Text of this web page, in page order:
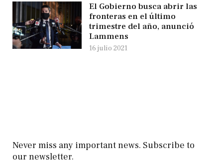
El Gobierno busca abrir las
fronteras en el último
trimestre del año, anunció
Lammens
16 julio 2021
Never miss any important news. Subscribe to
our newsletter.